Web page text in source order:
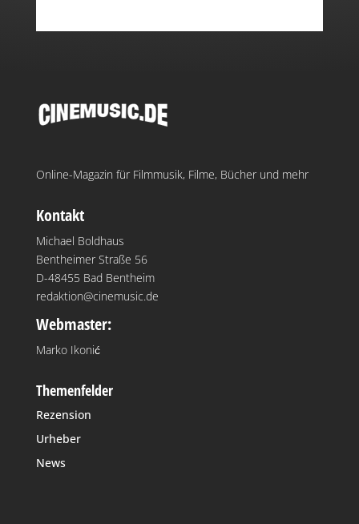
Online-Magazin für Filmmusik, Filme, Bücher und mehr
Kontakt
Michael Boldhaus
Bentheimer Straße 56
D-48455 Bad Bentheim
redaktion@cinemusic.de
Webmaster:
Marko Ikonić
Themenfelder
Rezension
Urheber
News